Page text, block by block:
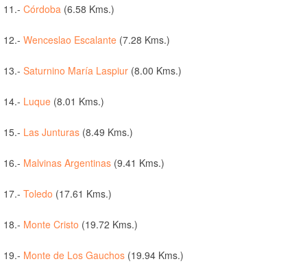
11.- Córdoba (6.58 Kms.)
12.- Wenceslao Escalante (7.28 Kms.)
13.- Saturnino María Laspiur (8.00 Kms.)
14.- Luque (8.01 Kms.)
15.- Las Junturas (8.49 Kms.)
16.- Malvinas Argentinas (9.41 Kms.)
17.- Toledo (17.61 Kms.)
18.- Monte Cristo (19.72 Kms.)
19.- Monte de Los Gauchos (19.94 Kms.)